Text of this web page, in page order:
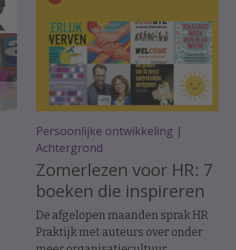
Persoonlijke ontwikkeling |
Achtergrond
Zomerlezen voor HR: 7
boeken die inspireren
De afgelopen maanden sprak HR
Praktijk met auteurs over onder